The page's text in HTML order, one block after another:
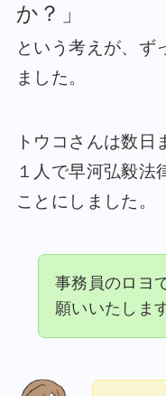
か？」
という考えが、ず
ました。
トウコさんは数日
１人で早河弘毅法
ことにしました。
事務員のロヨ
願いいたしま